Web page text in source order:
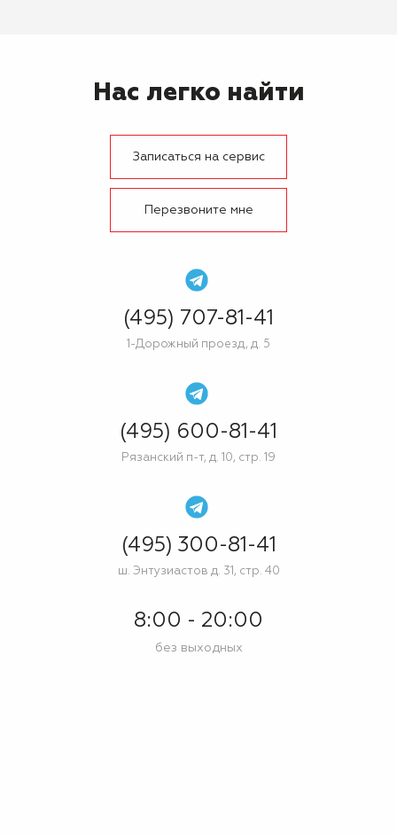
Нас легко найти
Записаться на сервис
Перезвоните мне
(495) 707-81-41
1-Дорожный проезд, д. 5
(495) 600-81-41
Рязанский п-т, д. 10, стр. 19
(495) 300-81-41
ш. Энтузиастов д. 31, стр. 40
8:00 - 20:00
без выходных